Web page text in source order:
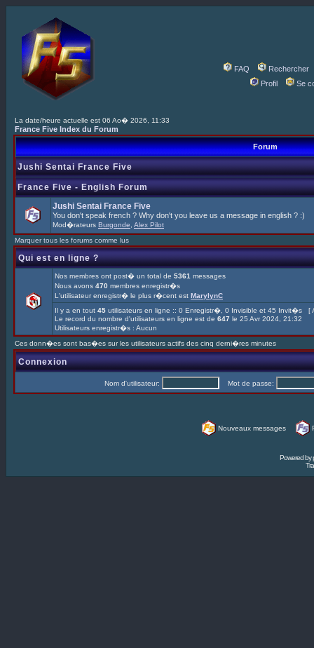
FAQ
Rechercher
Profil
Se
La date/heure actuelle est 06 Ao� 2026, 11:33
France Five Index du Forum
Forum
Jushi Sentai France Five
France Five - English Forum
Jushi Sentai France Five
You don't speak french ? Why don't you leave us a message in english ? :)
Mod�rateurs Burgonde Alex Pilot
Marquer tous les forums comme lus
Qui est en ligne ?
Nos membres ont post� un total de 5361 messages
Nous avons 470 membres enregistr�s
L'utilisateur enregistr� le plus r�cent est MarylynC
Il y a en tout 45 utilisateurs en ligne :: 0 Enregistr�, 0 Invisible et 45 Invit�s [
Le record du nombre d'utilisateurs en ligne est de 647 le 25 Avr 2024, 21:32
Utilisateurs enregistr�s : Aucun
Ces donn�es sont bas�es sur les utilisateurs actifs des cinq derni�res minutes
Connexion
Nom d'utilisateur: Mot de passe:
Nouveaux messages
Powered by